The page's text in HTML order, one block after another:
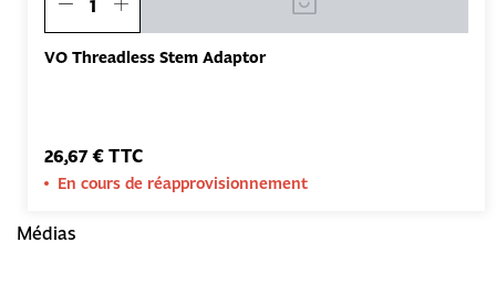
VO Threadless Stem Adaptor
26,67 € TTC
En cours de réapprovisionnement
Médias